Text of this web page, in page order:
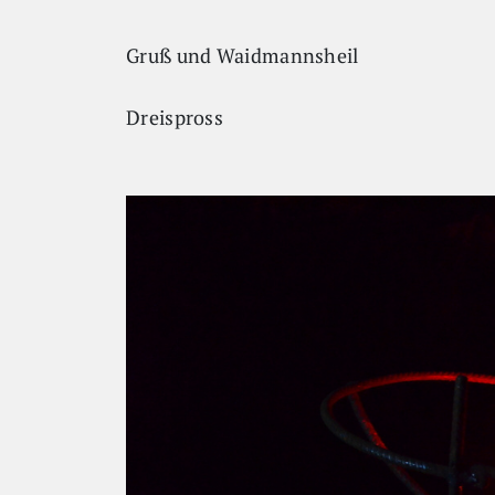
Gruß und Waidmannsheil
Dreispross